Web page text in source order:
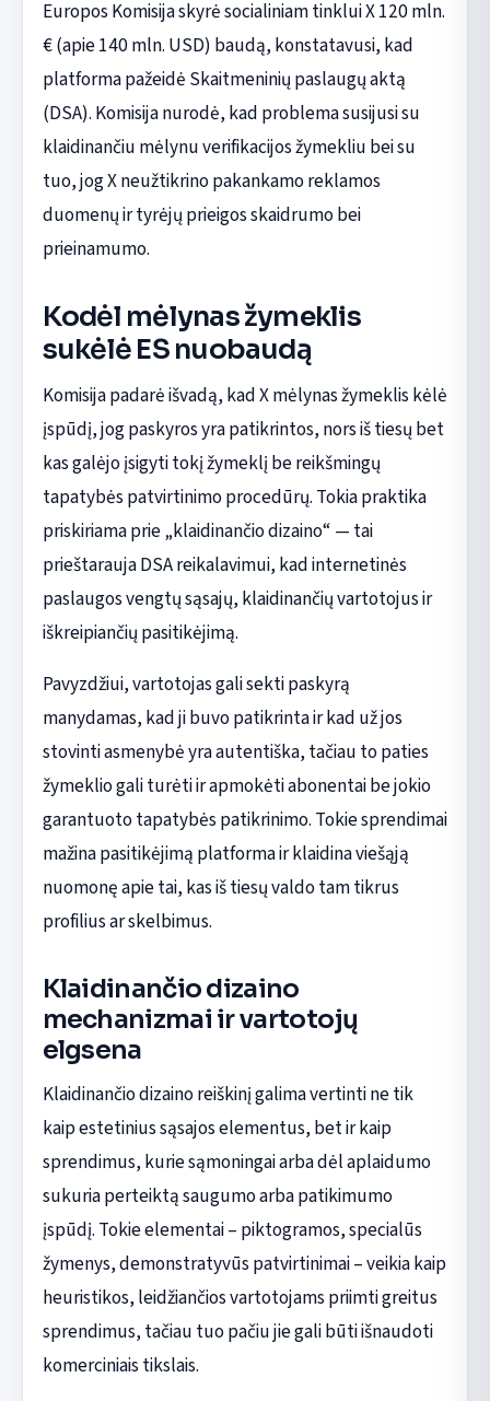
Europos Komisija skyrė socialiniam tinklui X 120 mln.
€ (apie 140 mln. USD) baudą, konstatavusi, kad
platforma pažeidė Skaitmeninių paslaugų aktą
(DSA). Komisija nurodė, kad problema susijusi su
klaidinančiu mėlynu verifikacijos žymekliu bei su
tuo, jog X neužtikrino pakankamo reklamos
duomenų ir tyrėjų prieigos skaidrumo bei
prieinamumo.
Kodėl mėlynas žymeklis
sukėlė ES nuobaudą
Komisija padarė išvadą, kad X mėlynas žymeklis kėlė
įspūdį, jog paskyros yra patikrintos, nors iš tiesų bet
kas galėjo įsigyti tokį žymeklį be reikšmingų
tapatybės patvirtinimo procedūrų. Tokia praktika
priskiriama prie „klaidinančio dizaino“ — tai
prieštarauja DSA reikalavimui, kad internetinės
paslaugos vengtų sąsajų, klaidinančių vartotojus ir
iškreipiančių pasitikėjimą.
Pavyzdžiui, vartotojas gali sekti paskyrą
manydamas, kad ji buvo patikrinta ir kad už jos
stovinti asmenybė yra autentiška, tačiau to paties
žymeklio gali turėti ir apmokėti abonentai be jokio
garantuoto tapatybės patikrinimo. Tokie sprendimai
mažina pasitikėjimą platforma ir klaidina viešąją
nuomonę apie tai, kas iš tiesų valdo tam tikrus
profilius ar skelbimus.
Klaidinančio dizaino
mechanizmai ir vartotojų
elgsena
Klaidinančio dizaino reiškinį galima vertinti ne tik
kaip estetinius sąsajos elementus, bet ir kaip
sprendimus, kurie sąmoningai arba dėl aplaidumo
sukuria perteiktą saugumo arba patikimumo
įspūdį. Tokie elementai – piktogramos, specialūs
žymenys, demonstratyvūs patvirtinimai – veikia kaip
heuristikos, leidžiančios vartotojams priimti greitus
sprendimus, tačiau tuo pačiu jie gali būti išnaudoti
komerciniais tikslais.